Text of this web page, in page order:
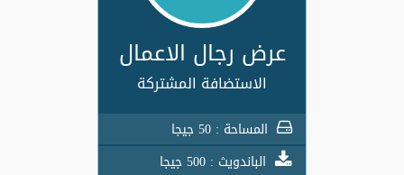
عرض رجال الاعمال
الاستضافة المشتركة
المساحة : 50 جيجا
الباندويث : 500 جيجا